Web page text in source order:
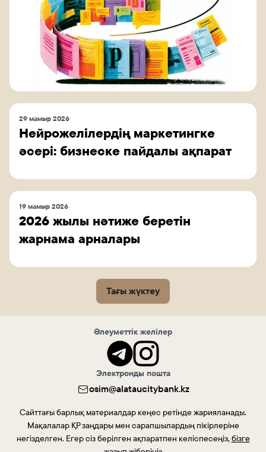
29 мамыр 2026
Нейрожелілердің маркетингке
әсері: бизнеске пайдалы ақпарат
19 мамыр 2026
2026 жылы нәтиже беретін
жарнама арналары
Тағы жүктеу
Әлеуметтік желілер
Электронды пошта
osim@alataucitybank.kz
Сайттағы барлық материалдар кеңес ретінде жарияланады.
Мақалалар ҚР заңдары мен сарапшылардың пікірлеріне
негізделген. Егер сіз берілген ақпаратпен келіспесеңіз,бізге